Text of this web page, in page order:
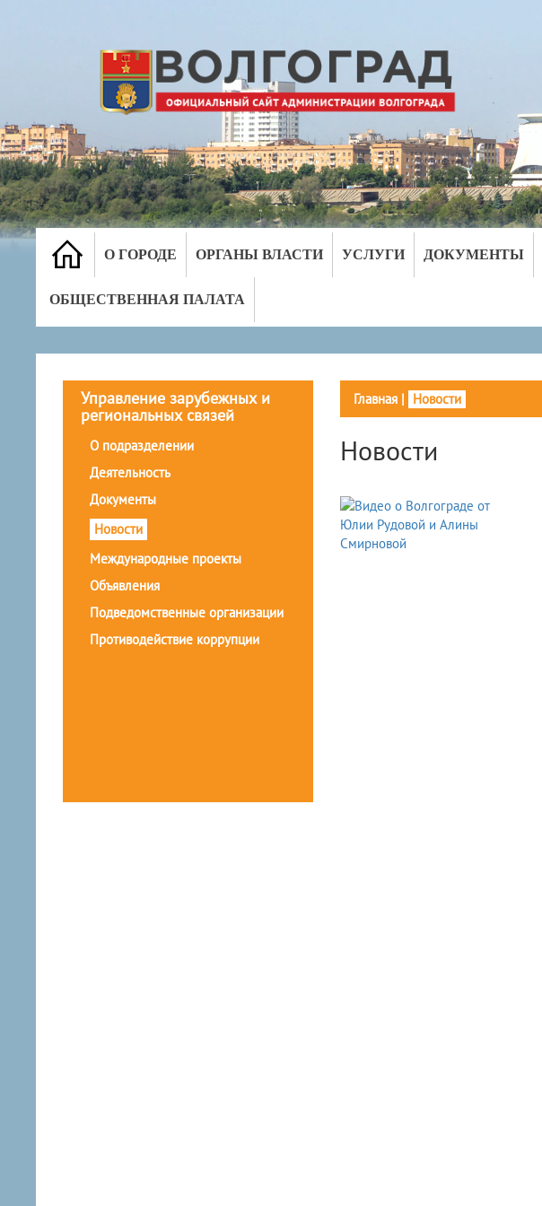
О ГОРОДЕ ОРГАНЫ ВЛАСТИ УСЛУГИ ДОКУМЕНТЫ
ОБЩЕСТВЕННАЯ ПАЛАТА
Управление зарубежных и
региональных связей
О подразделении
Деятельность
Документы
Новости
Международные проекты
Объявления
Подведомственные организации
Противодействие коррупции
Главная| Новости
Новости